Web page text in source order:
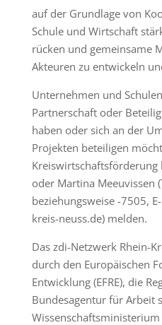
auf der Grundlage von
Schule und Wirtschaft
rücken und gemeinsame
Akteuren zu entwickeln
Unternehmen und
Partnerschaft oder
haben oder sich an der
Projekten beteiligen
Kreiswirtschaftsförderung
oder Martina Meeuvissen
beziehungsweise -7505,
kreis-neuss.de) melden.
Das zdi-Netzwerk Rhein-
durch den Europäischen
Entwicklung (EFRE), die
Bundesagentur für Arbeit